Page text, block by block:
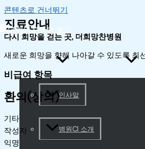
콘텐츠로 건너뛰기
병원소개 메뉴 토글
인사말
병원CI 소개
진료안내
다시 희망을 걷는 곳, 더희망찬병원
새로운 희망을 향해 나아갈 수 있도록 최
비급여 항목
환의(상의)
기타
작성자
익명